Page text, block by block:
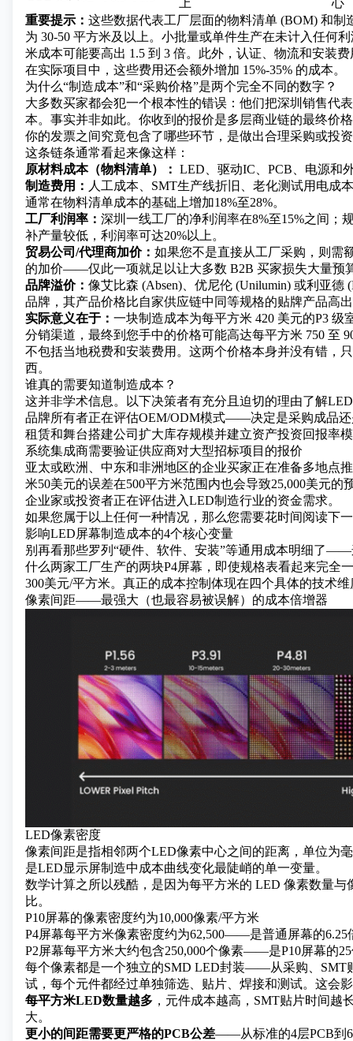
上
心
重要提示： 这些数据代表工厂层面的物料清单 (BOM) 和制
为 30-50 平方米及以上。小批量或单件生产在未计入任何
米成本可能要高出 1.5 到 3 倍。此外，认证、物流和安装
在实际项目中，这些费用还会额外增加 15%-35% 的成本。
为什么“制造成本”和“采购价格”是两个完全不同的数字？
大多数买家都会犯一个根本性的错误：他们把深圳销售代
本。事实并非如此。你收到的报价是多层商业链的最终
你的发票之间究竟包含了哪些环节，是做出合理采购或投
这条链条通常看起来像这样：
原材料成本（物料清单）： LED、驱动IC、PCB、电源和
制造费用： 人工成本、SMT生产线折旧、老化测试用电
通常在物料清单成本的基础上增加18%至28%。
工厂利润率： 深圳一线工厂的净利润率在8%至15%之间；
补产量较低，利润率可达20%以上。
贸易公司/代理商加价： 如果您不是直接从工厂采购，则需
的加价——仅此一项就足以让大多数 B2B 买家损失大量预
品牌溢价： 像艾比森 (Absen)、优尼伦 (Unilumin) 或利亚德
品牌，其产品价格比自家供应链中同等规格的贴牌产品高出
实际意义在于： 一块制造成本为每平方米 420 美元的P3 级
分销渠道，最终到您手中的价格可能高达每平方米 750 至
不包括当地税费和安装费用。这两个价格本身并没有错，
西。
谁真的需要知道制造成本？
这并非学术信息。以下决策者有充分且迫切的理由了解
品牌所有者正在评估OEM/ODM模式——决定是采购成品
租赁和舞台搭建公司扩大库存规模并建立资产投资回报率
系统集成商需要验证供应商对大型招标项目的报价
亚太或欧洲、中东和非洲地区的企业买家正在准备多地点
米50美元的误差在500平方米范围内也会导致25,000美元的
企业家或投资者正在评估进入LED制造行业的资金需求。
如果您属于以上任何一种情况，那么您需要花时间阅读下
影响LED屏幕制造成本的4个核心变量
别再看那些罗列“硬件、软件、安装”等通用成本明细了
什么两家工厂生产的两块P4屏幕，即使规格表看起来完全
300美元/平方米。真正的成本控制体现在四个具体的技术维
像素间距——最强大（也最容易被误解）的成本倍增器
LED像素密度
像素间距是指相邻两个LED像素中心之间的距离，单位为
是LED显示屏制造中成本曲线变化最陡峭的单一变量。
数学计算之所以残酷，是因为每平方米的 LED 像素数量与
比。
P10屏幕的像素密度约为10,000像素/平方米
P4屏幕每平方米像素密度约为62,500——是普通屏幕的6.25
P2屏幕每平方米大约包含250,000个像素——是P10屏幕的
每个像素都是一个独立的SMD LED封装——从采购、SMT
试，每个元件都经过单独筛选、贴片、焊接和测试。这会
每平方米LED数量越多 ，元件成本越高，SMT贴片时间越
大。
更小的间距需要更严格的PCB公差——从标准的4层PCB到6